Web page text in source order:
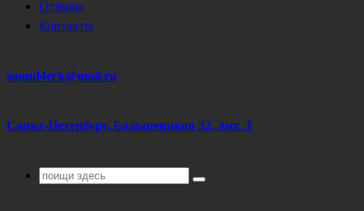
Отзывы
Контакты
sound4eck@mail.ru
Санкт-Петербург, Большевиков 32, лит. З
Поиск